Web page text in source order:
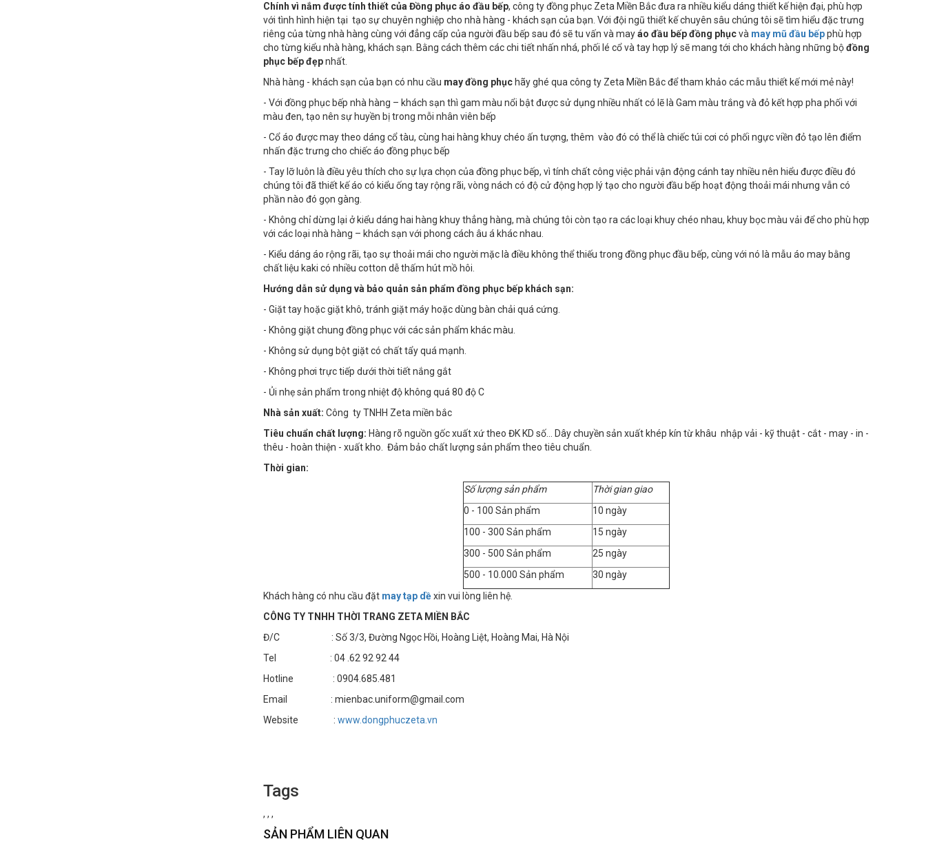
Chính vì nắm đượctính thiết của Đồng phục áo đầu bếp, công ty đồng phục Zeta Miền Bắc đưa ra nhiều kiểu dáng thiết kế hiện đại, phù hợp
với tình hình hiện tại tạo sự chuyên nghiệp cho nhà hàng - khách sạn của bạn. Với đội ngũ thiết kế chuyên sâu chúng tôi sẽ tìm hiểu đặc trưng
riêng của từng nhà hàng cùng với đẳng cấp của người đầu bếp sau đó sẽ tu vấn và mayáo đầu bếp đồng phụcvà may mũ đầu bếpphù hợp
cho từng kiểu nhà hàng, khách sạn. Bằng cách thêm các chi tiết nhấn nhá, phối lé cổ và tay hợp lý sẽ mang tới cho khách hàng những bộđồng
phục bếp đẹpnhất.
Nhà hàng - khách sạn của bạn có nhu cầu may đồng phục hãy ghé qua công ty Zeta Miền Bắc để tham khảo các mẫu thiết kế mới mẻ này!
- Với đồng phục bếp nhà hàng – khách sạn thì gam màu nổi bật được sử dụng nhiều nhất có lẽ là Gam màu trắng và đỏ kết hợp pha phối với
màu đen, tạo nên sự huyền bị trong mỗi nhân viên bếp
- Cổ áo được may theo dáng cổ tàu, cùng hai hàng khuy chéo ấn tượng, thêm vào đó có thể là chiếc túi cơi có phối ngực viền đỏ tạo lên điểm
nhấn đặc trưng cho chiếc áo đồng phục bếp
- Tay lỡ luôn là điều yêu thích cho sự lựa chọn của đồng phục bếp, vì tính chất công việc phải vận động cánh tay nhiều nên hiểu được điều đó
chúng tôi đã thiết kế áo có kiểu ống tay rộng rãi, vòng nách có độ cử động hợp lý tạo cho người đầu bếp hoạt động thoải mái nhưng vẫn có
phần nào đó gọn gàng.
- Không chỉ dừng lại ở kiểu dáng hai hàng khuy thẳng hàng, mà chúng tôi còn tạo ra các loại khuy chéo nhau, khuy bọc màu vải để cho phù hợp
với các loại nhà hàng – khách sạn với phong cách âu á khác nhau.
- Kiểu dáng áo rộng rãi, tạo sự thoải mái cho người mặc là điều không thể thiếu trong đồng phục đầu bếp, cùng với nó là mẫu áo may bằng
chất liệu kaki có nhiều cotton dễ thấm hút mồ hôi.
Hướng dẫn sử dụng và bảo quản sản phẩm đồng phục bếp khách sạn:
- Giặt tay hoặc giặt khô, tránh giặt máy hoặc dùng bàn chải quá cứng.
- Không giặt chung đồng phục với các sản phẩm khác màu.
- Không sử dụng bột giặt có chất tẩy quá mạnh.
- Không phơi trực tiếp dưới thời tiết nắng gắt
- Ủi nhẹ sản phẩm trong nhiệt độ không quá 80 độ C
Nhà sản xuất: Công ty TNHH Zeta miền bắc
Tiêu chuẩn chất lượng: Hàng rõ nguồn gốc xuất xứ theo ĐK KD số… Dây chuyền sản xuất khép kín từ khâu nhập vải - kỹ thuật - cắt - may - in -
thêu - hoàn thiện - xuất kho. Đảm bảo chất lượng sản phẩm theo tiêu chuẩn.
Thời gian:
Số lượng sản phẩm
Thời gian giao
0 - 100 Sản phẩm
10 ngày
100 - 300 Sản phẩm
15 ngày
300 - 500 Sản phẩm
25 ngày
500 - 10.000 Sản phẩm
30 ngày
Khách hàng có nhu cầu đặt may tạp dềxin vui lòng liên hệ.
CÔNG TY TNHH THỜI TRANG ZETA MIỀN BẮC
Đ/C : Số 3/3, Đường Ngọc Hồi, Hoàng Liệt, Hoàng Mai, Hà Nội
Tel : 04 .62 92 92 44
Hotline : 0904.685.481
Email : mienbac.uniform@gmail.com
Website : www.dongphuczeta.vn
Tags
, , ,
SẢN PHẨM LIÊN QUAN